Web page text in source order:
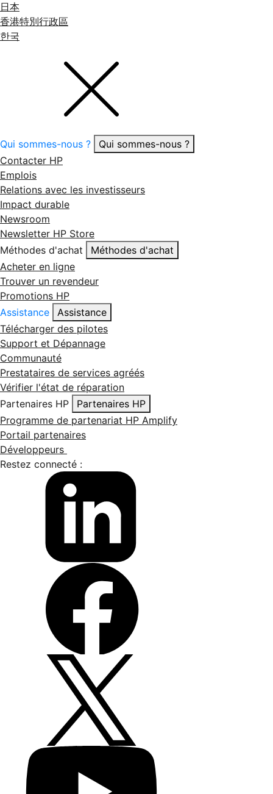
日本
香港特別行政區
한국
Qui sommes-nous ?
Qui sommes-nous ?
Contacter HP
Emplois
Relations avec les investisseurs
Impact durable
Newsroom
Newsletter HP Store
Méthodes d'achat
Méthodes d'achat
Acheter en ligne
Trouver un revendeur
Promotions HP
Assistance
Assistance
Télécharger des pilotes
Support et Dépannage
Communauté
Prestataires de services agréés
Vérifier l'état de réparation
Partenaires HP
Partenaires HP
Programme de partenariat HP Amplify
Portail partenaires
Développeurs
Restez connecté :